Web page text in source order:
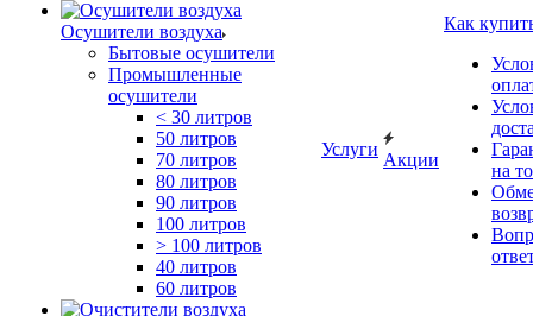
Осушители воздуха
Бытовые осушители
Промышленные
осушители
< 30 литров
50 литров
70 литров
80 литров
90 литров
100 литров
> 100 литров
40 литров
60 литров
Услуги
Акции
Как
на